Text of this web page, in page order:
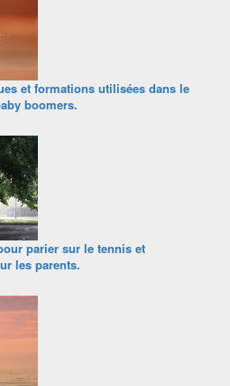
et formations utilisées dans le
boomers.
parier sur le tennis et
les parents.